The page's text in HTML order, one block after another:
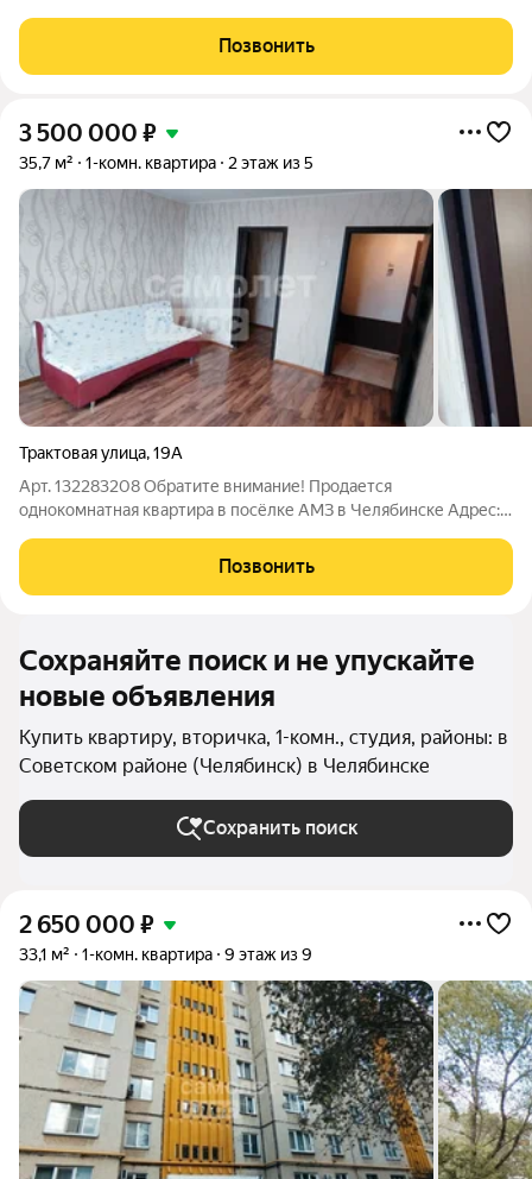
собственник. Никто не проживает и не прописан. Чистая
продажа. Быстрый выход на
Позвонить
3 500 000 ₽
35,7 м² 1-комн. квартира 2 этаж из 5
Трактовая улица,19А
Арт. 132283208 Обратите внимание! Продается
однокомнатная квартира в посёлке АМЗ в Челябинске Адрес: г.
характеристики: Общая площадь: 35,7 м Жилая площадь: 20 м
Кухня: 7,6 м Этаж: 2 из 5 Тип
Позвонить
Сохраняйте поиск и не упускайте
новые объявления
Купить квартиру, вторичка, 1-комн., студия, районы: в
Советском районе (Челябинск) в Челябинске
Сохранить поиск
2 650 000 ₽
33,1 м² 1-комн. квартира 9 этаж из 9